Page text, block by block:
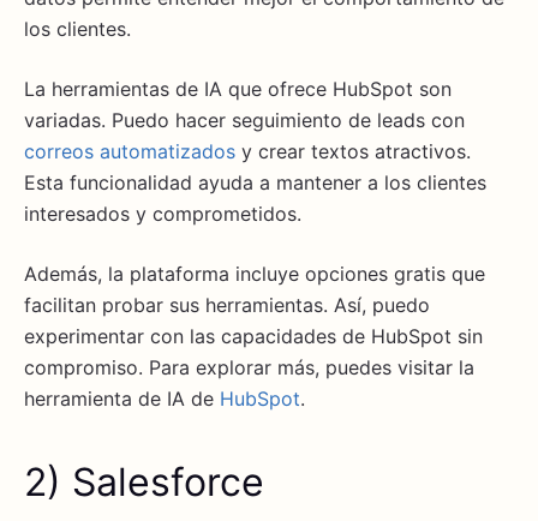
los clientes.
La herramientas de IA que ofrece HubSpot son
variadas. Puedo hacer seguimiento de leads con
correos automatizados y crear textos atractivos.
Esta funcionalidad ayuda a mantener a los clientes
interesados y comprometidos.
Además, la plataforma incluye opciones gratis que
facilitan probar sus herramientas. Así, puedo
experimentar con las capacidades de HubSpot sin
compromiso. Para explorar más, puedes visitar la
herramienta de IA de HubSpot.
2) Salesforce